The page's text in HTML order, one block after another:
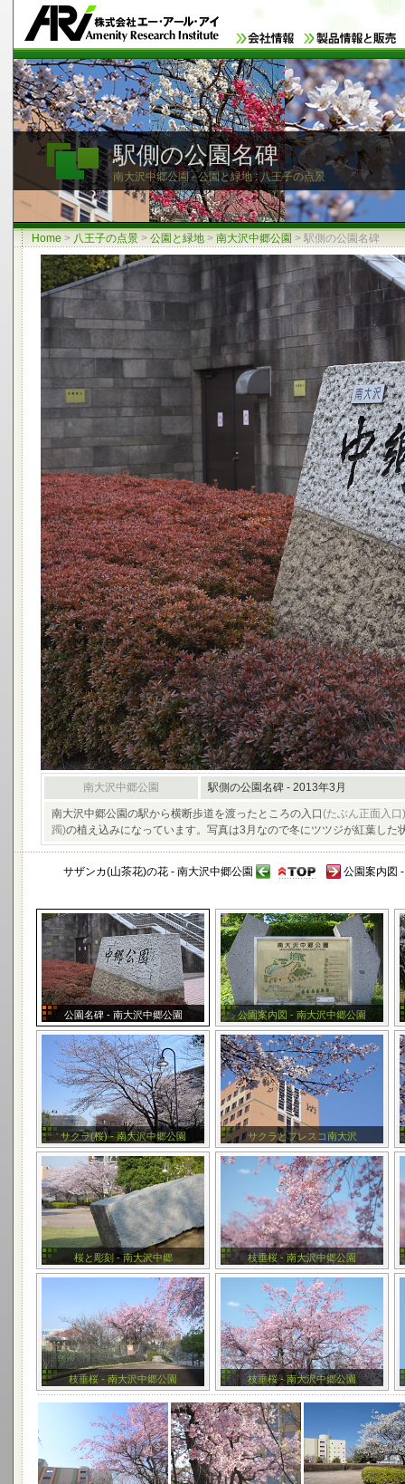
駅側の公園名碑
南大沢中郷公園 - 公園と緑地 : 八王子の点景
Home > 八王子の点景 > 公園と緑地 > 南大沢中郷公園 > 駅側の公園名碑
南大沢中郷公園 駅側の公園名碑 - 2013年3月
南大沢中郷公園の駅から横断歩道を渡ったところの入口(たぶん正面入口)
躅)の植え込みになっています。写真は3月なので冬にツツジが紅葉した
サザンカ(山茶花)の花 - 南大沢中郷公園 公園案内図
公園名碑 - 南大沢中郷公園 公園案内図 - 南大沢中郷公園
サクラ(桜) - 南大沢中郷公園 サクラとフレスコ南大沢
桜と彫刻 - 南大沢中郷 枝垂桜 - 南大沢中郷公園
枝垂桜 - 南大沢中郷公園 枝垂桜 - 南大沢中郷公園